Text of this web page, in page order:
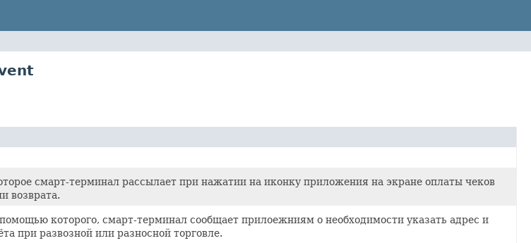
смарт-терминал рассылает при нажатии на иконку приложения на экране оплаты чеков
возврата.
которого, смарт-терминал сообщает прилоежниям о необходимости указать адрес и
при развозной или разносной торговле.